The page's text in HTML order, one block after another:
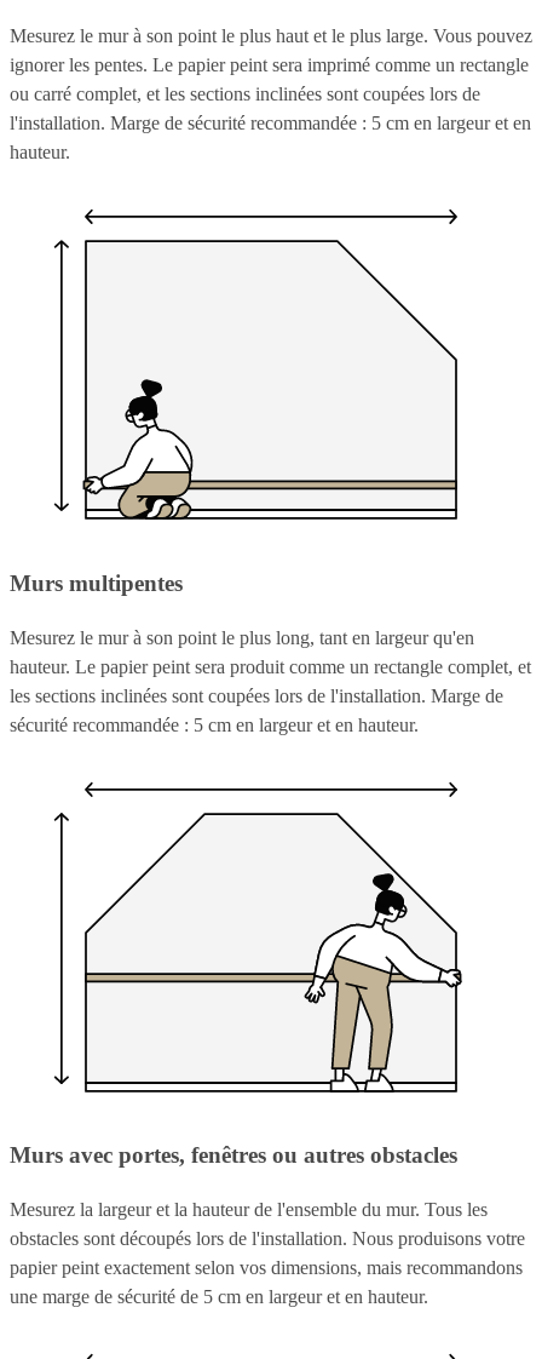
Mesurez le mur à son point le plus haut et le plus large. Vous pouvez
ignorer les pentes. Le papier peint sera imprimé comme un rectangle
ou carré complet, et les sections inclinées sont coupées lors de
l'installation. Marge de sécurité recommandée : 5 cm en largeur et en
hauteur.
Murs multipentes
Mesurez le mur à son point le plus long, tant en largeur qu'en
hauteur. Le papier peint sera produit comme un rectangle complet, et
les sections inclinées sont coupées lors de l'installation. Marge de
sécurité recommandée : 5 cm en largeur et en hauteur.
Murs avec portes, fenêtres ou autres obstacles
Mesurez la largeur et la hauteur de l'ensemble du mur. Tous les
obstacles sont découpés lors de l'installation. Nous produisons votre
papier peint exactement selon vos dimensions, mais recommandons
une marge de sécurité de 5 cm en largeur et en hauteur.